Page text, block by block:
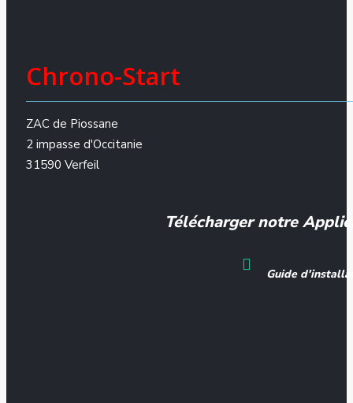
Chrono-Start
ZAC de Piossane
2 impasse d'Occitanie
31590 Verfeil
Télécharger notre
Guide